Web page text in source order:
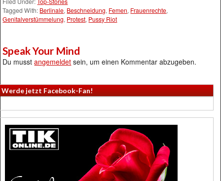
Tagged With: Berlinale, Beschneidung, Femen, Frauenrechte,
Genitalverstümmelung, Protest, Pussy Riot
Speak Your Mind
Du musstangemeldet sein, um einen Kommentar abzugeben.
Werde jetzt Facebook-Fan!